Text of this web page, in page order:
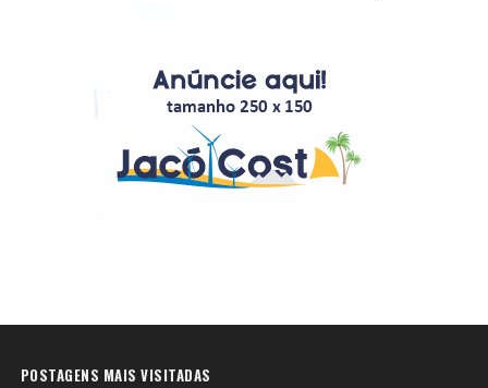
POSTAGENS MAIS VISITADAS